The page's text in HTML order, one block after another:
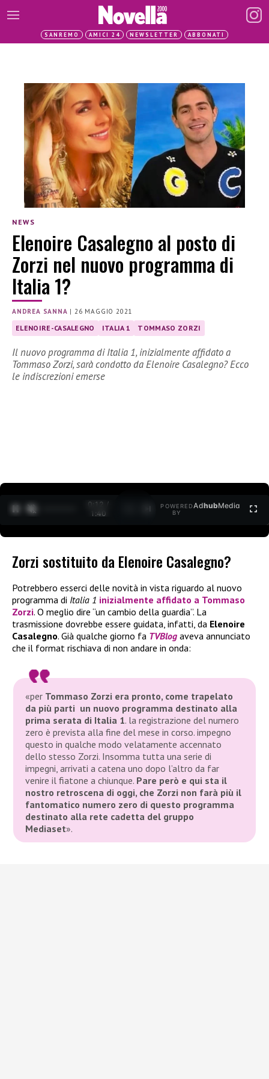
SANREMO AMICI 24 NEWSLETTER ABBONATI
NEWS
Elenoire Casalegno al posto di
Zorzi nel nuovo programma di
Italia 1?
ANDREA SANNA |26 MAGGIO 2021
ELENOIRE-CASALEGNO ITALIA 1 TOMMASO ZORZI
Il nuovo programma di Italia 1, inizialmente affidato a
Tommaso Zorzi, sarà condotto da Elenoire Casalegno? Ecco
le indiscrezioni emerse
0:13 /
1:40
POWERED
BY
AdhubMedia
Zorzi sostituito da Elenoire Casalegno?
Potrebbero esserci delle novità in vista riguardo al nuovo
programma di Italia 1 inizialmente affidato a Tommaso
Zorzi. O meglio dire “un cambio della guardia”. La
trasmissione dovrebbe essere guidata, infatti, da Elenoire
Casalegno. Già qualche giorno fa TVBlog aveva annunciato
che il format rischiava di non andare in onda:
«per Tommaso Zorzi era pronto, come trapelato
da più parti un nuovo programma destinato alla
prima serata di Italia 1. la registrazione del numero
zero è prevista alla fine del mese in corso. impegno
questo in qualche modo velatamente accennato
dello stesso Zorzi. Insomma tutta una serie di
impegni, arrivati a catena uno dopo l’altro da far
venire il fiatone a chiunque. Pare però e qui sta il
nostro retroscena di oggi, che Zorzi non farà più il
fantomatico numero zero di questo programma
destinato alla rete cadetta del gruppo
Mediaset».